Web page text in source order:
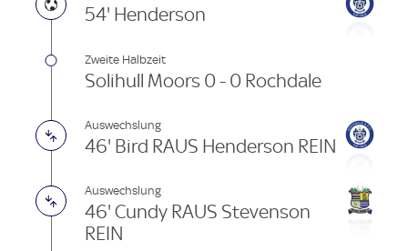
54' Henderson
Zweite Halbzeit
Solihull Moors 0 - 0 Rochdale
Auswechslung
46' Bird RAUS Henderson REIN
Auswechslung
46' Cundy RAUS Stevenson
REIN